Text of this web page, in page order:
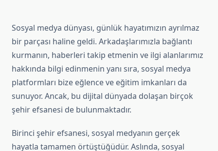
Sosyal medya dünyası, günlük hayatımızın ayrılmaz
bir parçası haline geldi. Arkadaşlarımızla bağlantı
kurmanın, haberleri takip etmenin ve ilgi alanlarımız
hakkında bilgi edinmenin yanı sıra, sosyal medya
platformları bize eğlence ve eğitim imkanları da
sunuyor. Ancak, bu dijital dünyada dolaşan birçok
şehir efsanesi de bulunmaktadır.
Birinci şehir efsanesi, sosyal medyanın gerçek
hayatla tamamen örtüştüğüdür. Aslında, sosyal